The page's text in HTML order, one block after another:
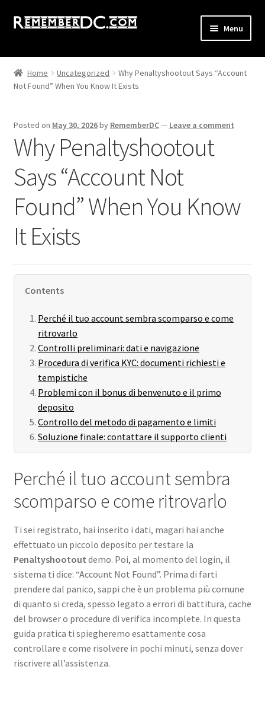
Skip
Skip
Menu
Shop
All Remember DC Collection
Washington DC
child
Maryland DMW
Virginia DMV
menu
GoGo Poster
Old School GoGo
Order GoGo CD’s
Home Uncategorized
Why Penaltyshootout Says “Account
Not Found” When You Know It Exists
Posted on May 30, 2026by RememberDC— Leave a comment
Why Penaltyshootout
Says “Account Not
Found” When You Know
It Exists
Contents
Perché il tuo account sembra scomparso e come
ritrovarlo
Controlli preliminari: dati e navigazione
Procedura di verifica KYC: documenti richiesti e
tempistiche
Problemi con il bonus di benvenuto e il primo
deposito
Controllo del metodo di pagamento e limiti
Soluzione finale: contattare il supporto clienti
Perché il tuo account sembra
scomparso e come ritrovarlo
Ti sei registrato, hai inserito i dati, magari hai anche
effettuato un piccolo deposito per testare la
Penaltyshootout demo. Poi, al momento del login, il
sistema ti dice: “Account Not Found”. Prima di farti
prendere dal panico, sappi che è un problema più comune
di quanto si creda, spesso legato a errori di battitura, cache
del browser o procedure di verifica incomplete. In questa
guida pratica ti spiegheremo esattamente cosa
controllare e come risolvere in pochi minuti, senza dover
riscrivere all’assistenza.